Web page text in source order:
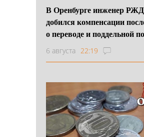
В Оренбурге инженер РЖД
добился компенсации
о переводе и поддельной
6 августа 22:19